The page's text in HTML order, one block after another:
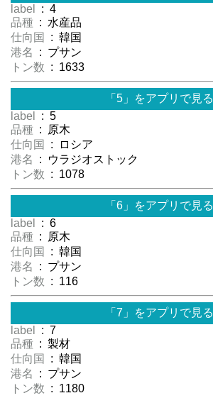
label
: 4
品種 : 水産品
仕向国
: 韓国
港名
: プサン
トン数 : 1633
「5」をアプリで見る
label
: 5
品種 : 原木
仕向国
: ロシア
港名
: ウラジオストック
トン数 : 1078
「6」をアプリで見る
label
: 6
品種 : 原木
仕向国
: 韓国
港名
: プサン
トン数 : 116
「7」をアプリで見る
label
: 7
品種 : 製材
仕向国
: 韓国
港名
: プサン
トン数 : 1180